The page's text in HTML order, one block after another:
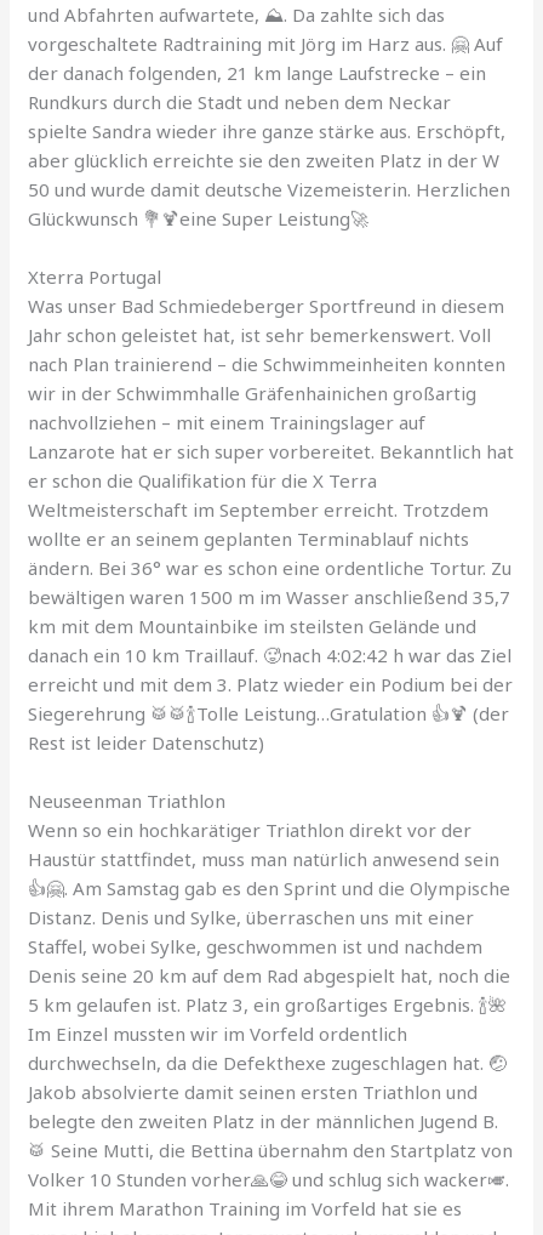
und Abfahrten aufwartete, ⛰️. Da zahlte sich das
vorgeschaltete Radtraining mit Jörg im Harz aus. 🤗 Auf
der danach folgenden, 21 km lange Laufstrecke – ein
Rundkurs durch die Stadt und neben dem Neckar
spielte Sandra wieder ihre ganze stärke aus. Erschöpft,
aber glücklich erreichte sie den zweiten Platz in der W
50 und wurde damit deutsche Vizemeisterin. Herzlichen
Glückwunsch 💐🍹eine Super Leistung🚀
Xterra Portugal
Was unser Bad Schmiedeberger Sportfreund in diesem
Jahr schon geleistet hat, ist sehr bemerkenswert. Voll
nach Plan trainierend – die Schwimmeinheiten konnten
wir in der Schwimmhalle Gräfenhainichen großartig
nachvollziehen – mit einem Trainingslager auf
Lanzarote hat er sich super vorbereitet. Bekanntlich hat
er schon die Qualifikation für die X Terra
Weltmeisterschaft im September erreicht. Trotzdem
wollte er an seinem geplanten Terminablauf nichts
ändern. Bei 36° war es schon eine ordentliche Tortur. Zu
bewältigen waren 1500 m im Wasser anschließend 35,7
km mit dem Mountainbike im steilsten Gelände und
danach ein 10 km Traillauf. 🥵nach 4:02:42 h war das Ziel
erreicht und mit dem 3. Platz wieder ein Podium bei der
Siegerehrung 🥁🥁🍾Tolle Leistung…Gratulation 👍🍹 (der
Rest ist leider Datenschutz)
Neuseenman Triathlon
Wenn so ein hochkarätiger Triathlon direkt vor der
Haustür stattfindet, muss man natürlich anwesend sein
👍🤗. Am Samstag gab es den Sprint und die Olympische
Distanz. Denis und Sylke, überraschen uns mit einer
Staffel, wobei Sylke, geschwommen ist und nachdem
Denis seine 20 km auf dem Rad abgespielt hat, noch die
5 km gelaufen ist. Platz 3, ein großartiges Ergebnis. 🍾🌺
Im Einzel mussten wir im Vorfeld ordentlich
durchwechseln, da die Defekthexe zugeschlagen hat. 🤕
Jakob absolvierte damit seinen ersten Triathlon und
belegte den zweiten Platz in der männlichen Jugend B.
🥁 Seine Mutti, die Bettina übernahm den Startplatz von
Volker 10 Stunden vorher🙏😂 und schlug sich wacker🎺.
Mit ihrem Marathon Training im Vorfeld hat sie es